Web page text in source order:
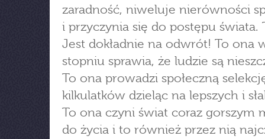
zaradność, niweluje nierówności
i przyczynia się do postępu świata.
Jest dokładnie na odwrót! To ona
stopniu sprawia, że ludzie są
To ona prowadzi społeczną
kilkulatków dzieląc na lepszych i
To ona czyni świat coraz gorszym
do życia i to również przez nią